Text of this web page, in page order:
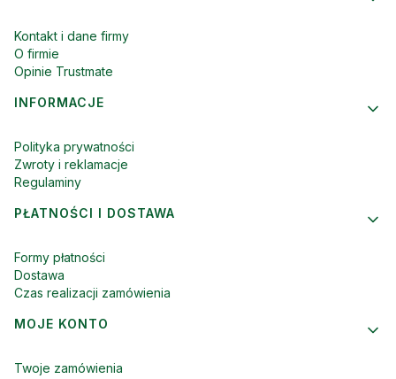
Kontakt i dane firmy
O firmie
Opinie Trustmate
INFORMACJE
Polityka prywatności
Zwroty i reklamacje
Regulaminy
PŁATNOŚCI I DOSTAWA
Formy płatności
Dostawa
Czas realizacji zamówienia
MOJE KONTO
Twoje zamówienia